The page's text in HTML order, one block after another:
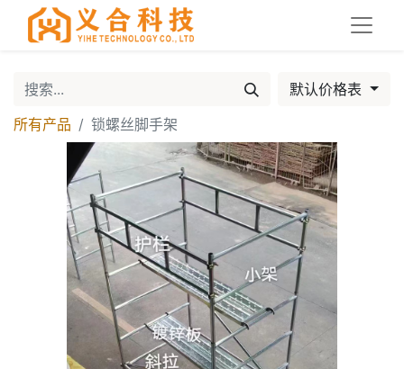
默认价格表
所有产品
锁螺丝脚手架